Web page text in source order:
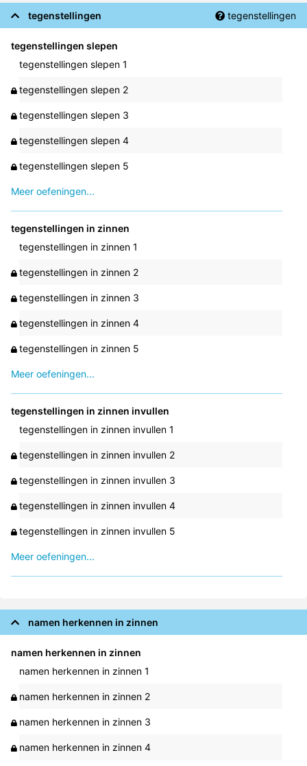
tegenstellingen tegenstellingen
tegenstellingen slepen
tegenstellingen slepen 1
tegenstellingen slepen 2
tegenstellingen slepen 3
tegenstellingen slepen 4
tegenstellingen slepen 5
Meer oefeningen...
tegenstellingen in zinnen
tegenstellingen in zinnen 1
tegenstellingen in zinnen 2
tegenstellingen in zinnen 3
tegenstellingen in zinnen 4
tegenstellingen in zinnen 5
Meer oefeningen...
tegenstellingen in zinnen invullen
tegenstellingen in zinnen invullen 1
tegenstellingen in zinnen invullen 2
tegenstellingen in zinnen invullen 3
tegenstellingen in zinnen invullen 4
tegenstellingen in zinnen invullen 5
Meer oefeningen...
namen herkennen in zinnen
namen herkennen in zinnen
namen herkennen in zinnen 1
namen herkennen in zinnen 2
namen herkennen in zinnen 3
namen herkennen in zinnen 4